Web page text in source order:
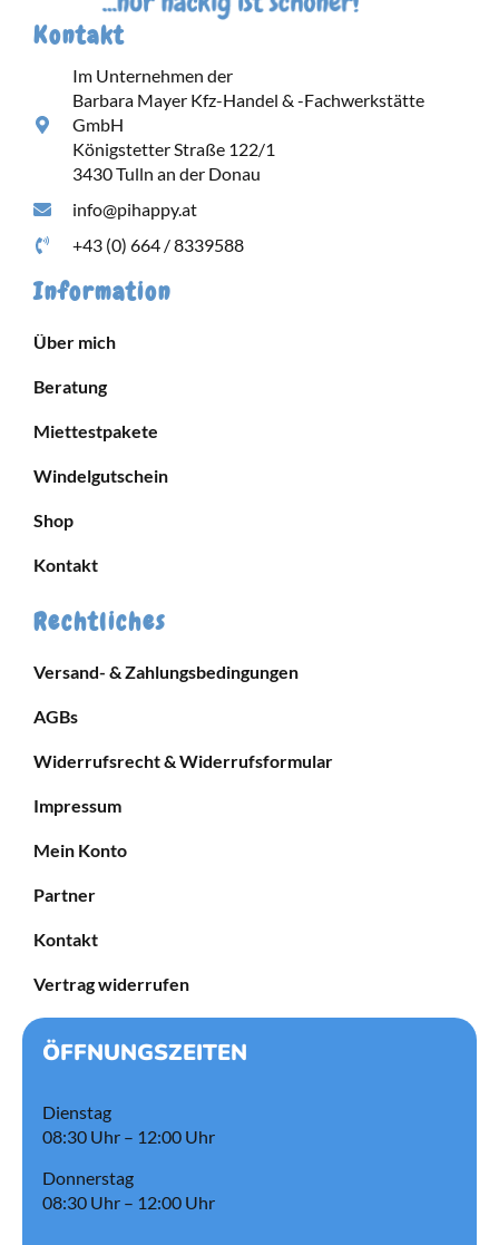
Kontakt
Im Unternehmen der
Barbara Mayer Kfz-Handel & -Fachwerkstätte
GmbH
Königstetter Straße 122/1
3430 Tulln an der Donau
info@pihappy.at
+43 (0) 664 / 8339588
Information
Über mich
Beratung
Miettestpakete
Windelgutschein
Shop
Kontakt
Rechtliches
Versand- & Zahlungsbedingungen
AGBs
Widerrufsrecht & Widerrufsformular
Impressum
Mein Konto
Partner
Kontakt
Vertrag widerrufen
ÖFFNUNGSZEITEN
Dienstag
08:30 Uhr – 12:00 Uhr
Donnerstag
08:30 Uhr – 12:00 Uhr